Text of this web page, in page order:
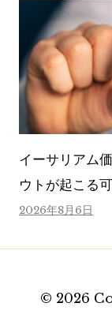
イーサリアム
ウトが起こる
2026年8月6日
© 2026